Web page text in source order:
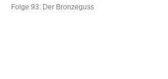
Folge 93: Der Bronzeguss